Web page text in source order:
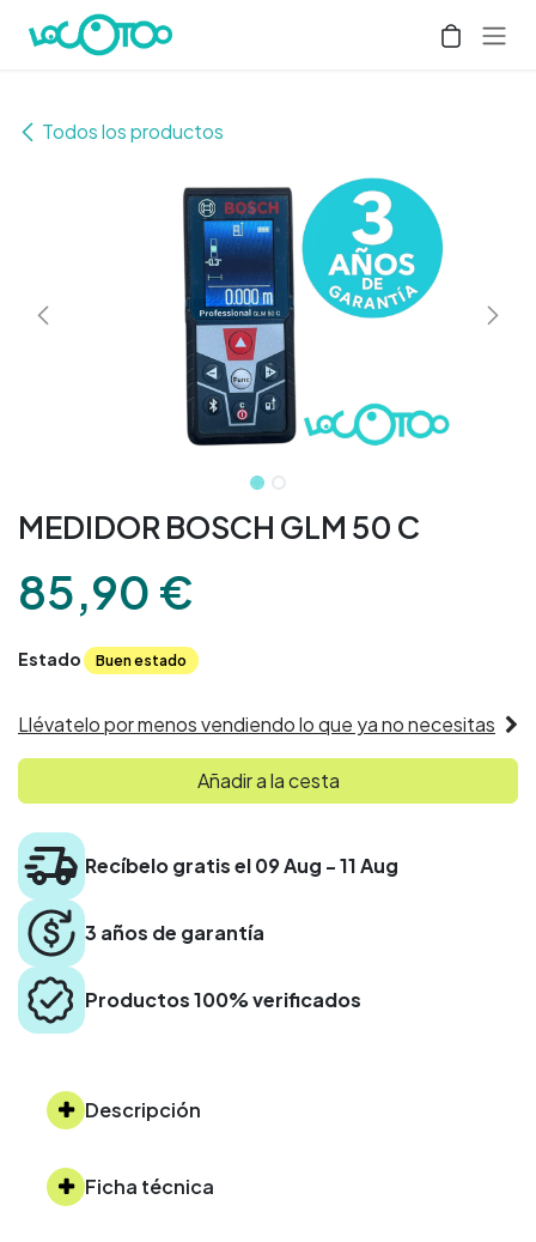
Ir al contenido
Todos los productos
MEDIDOR BOSCH GLM 50 C
85,90 €
Estado Buen estado
Llévatelo por menos vendiendo lo que ya no necesitas
Añadir a la cesta
Recíbelo gratis el 09 Aug - 11 Aug
3 años de garantía
Productos 100% verificados
Descripción
Ficha técnica